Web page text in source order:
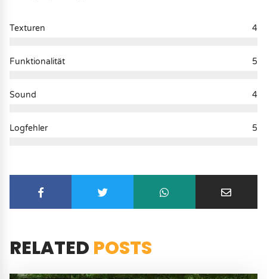
Texturen 4
Funktionalität 5
Sound 4
Logfehler 5
RELATED POSTS